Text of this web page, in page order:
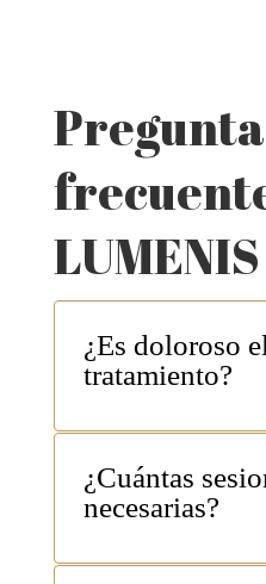
¿Es doloroso el
tratamiento?
El tratamiento es muy
de enfriamiento
protege la piel y
¿Cuántas
necesarias?